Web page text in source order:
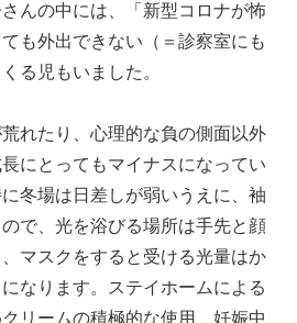
んの中には、「新型コロナが怖
も外出できない（＝診察室にも
る児もいました。
れたり、心理的な負の側面以外
にとってもマイナスになってい
冬場は日差しが弱いうえに、袖
で、光を浴びる場所は手先と顔
マスクをすると受ける光量はか
なります。ステイホームによる
リームの積極的な使用、妊娠中